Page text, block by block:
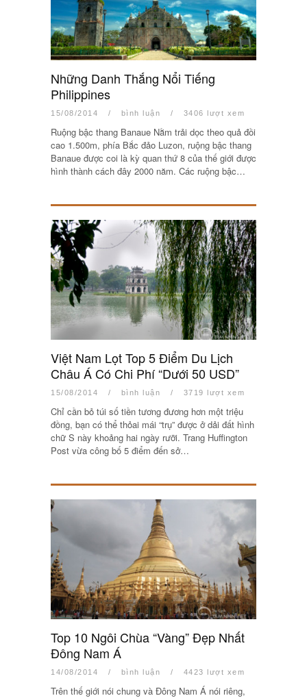
Những Danh Thắng Nổi Tiếng
Philippines
15/08/2014 / bình luận / 3406 lượt xem
Ruộng bậc thang Banaue Nằm trải dọc theo quả đồi
cao 1.500m, phía Bắc đảo Luzon, ruộng bậc thang
Banaue được coi là kỳ quan thứ 8 của thế giới được
hình thành cách đây 2000 năm. Các ruộng bậc…
Việt Nam Lọt Top 5 Điểm Du Lịch
Châu Á Có Chi Phí “Dưới 50 USD”
15/08/2014 / bình luận / 3719 lượt xem
Chỉ cần bỏ túi số tiền tương đương hơn một triệu
đồng, bạn có thể thỏai mái “trụ” được ở dải đất hình
chữ S này khoảng hai ngày rưỡi. Trang Huffington
Post vừa công bố 5 điểm đến sở…
Top 10 Ngôi Chùa “Vàng” Đẹp Nhất
Đông Nam Á
14/08/2014 / bình luận / 4423 lượt xem
Trên thế giới nói chung và Đông Nam Á nói riêng,